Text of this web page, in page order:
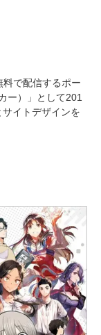
料で配信するポー
ー）」として201
イトデザインを